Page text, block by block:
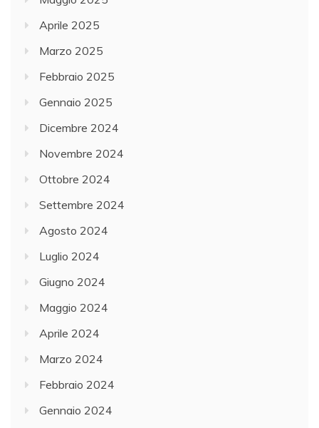
Aprile 2025
Marzo 2025
Febbraio 2025
Gennaio 2025
Dicembre 2024
Novembre 2024
Ottobre 2024
Settembre 2024
Agosto 2024
Luglio 2024
Giugno 2024
Maggio 2024
Aprile 2024
Marzo 2024
Febbraio 2024
Gennaio 2024